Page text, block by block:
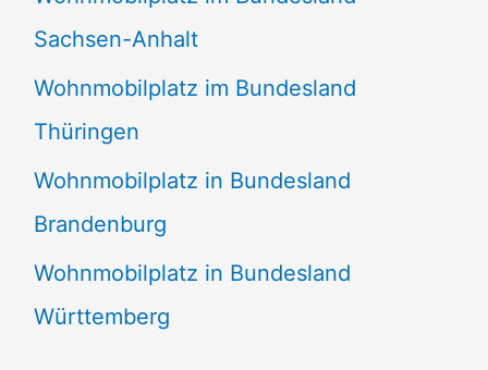
Sachsen-Anhalt
Wohnmobilplatz im Bundesland
Thüringen
Wohnmobilplatz in Bundesland
Brandenburg
Wohnmobilplatz in Bundesland
Württemberg